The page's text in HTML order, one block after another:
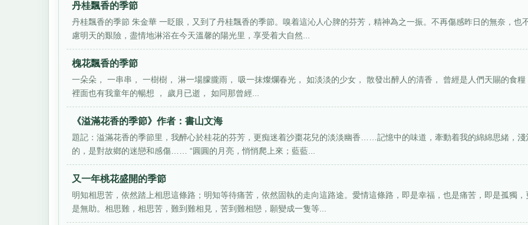
丹桂飄香的季節
丹桂飄香的季節 朱金華 一眨眼，又到了丹桂飄香的季節。嗅着這沁人心脾的芬芳，精神為之一振。不再傷感昨日的無奈，也
慮明天的艱險，盡情地淋浴在今天溫馨的陽光里，享受着大自然...
槐花飄香的季節
一朵朵， 一串串， 一樹樹， 淋一場朦朧雨， 吸一抹燦爛春光， 如淡淡的少女， 散發出醉人的清香， 曾經是人們天賜的食糧
裡面也有我童年的暢想 ， 歲月已逝， 如同那曾經...
《溢滿花香的季節》作者：書山文海
題記：溢滿花香的季節里，我醉心於桂花的芬芳，更痴迷着沙棗花兒的淡淡幽香……記憶中的味道，牽動着我的綿綿思緒，淺
的，是對故鄉的迷戀和感傷…… “圓圓的月亮，悄悄爬上來；藍藍...
又一年桃花盛開的季節
明知相思苦，依然踏上相思這條路；明知等待痛苦，依然固執的走向這路途。愛情這條路，即是幸福，也是痛苦，即是孤獨，
是無助。相思難，相思苦，難到難相見，苦到難相戀，願變成一隻等...